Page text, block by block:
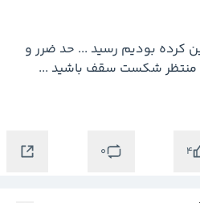
4
0